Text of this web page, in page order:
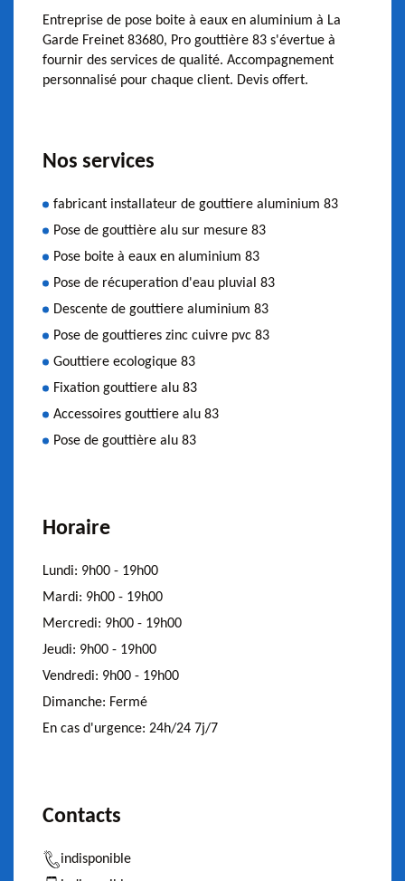
Entreprise de pose boite à eaux en aluminium à La
Garde Freinet 83680, Pro gouttière 83 s'évertue à
fournir des services de qualité. Accompagnement
personnalisé pour chaque client. Devis offert.
Nos services
fabricant installateur de gouttiere aluminium 83
Pose de gouttière alu sur mesure 83
Pose boite à eaux en aluminium 83
Pose de récuperation d'eau pluvial 83
Descente de gouttiere aluminium 83
Pose de gouttieres zinc cuivre pvc 83
Gouttiere ecologique 83
Fixation gouttiere alu 83
Accessoires gouttiere alu 83
Pose de gouttière alu 83
Horaire
Lundi: 9h00 - 19h00
Mardi: 9h00 - 19h00
Mercredi: 9h00 - 19h00
Jeudi: 9h00 - 19h00
Vendredi: 9h00 - 19h00
Dimanche: Fermé
En cas d'urgence: 24h/24 7j/7
Contacts
indisponible